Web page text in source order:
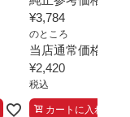
¥3,784
のところ
当店通常価格
¥2,420
税込
カートに入れる